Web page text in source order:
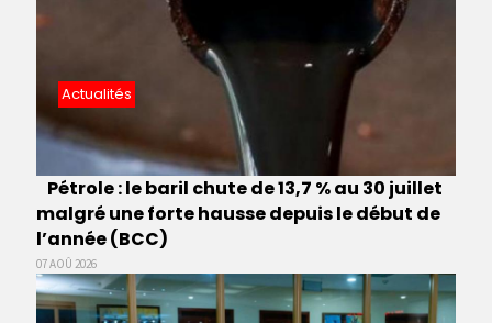
Actualités
Pétrole : le baril chute de 13,7 % au 30 juillet
malgré une forte hausse depuis le début de
l’année (BCC)
07 AOÛ 2026